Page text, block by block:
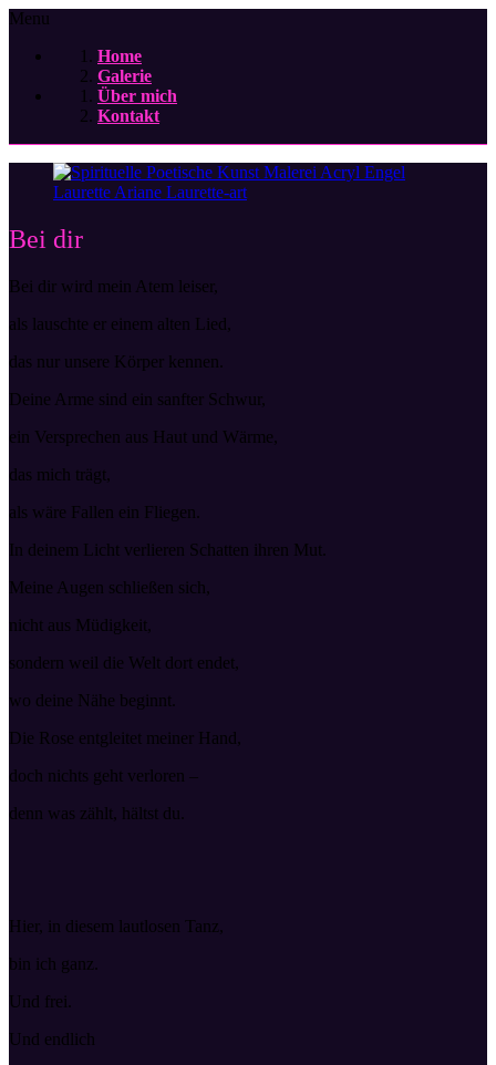
Menu
Home
Galerie
Über mich
Kontakt
Bei dir
Bei dir wird mein Atem leiser,
als lauschte er einem alten Lied,
das nur unsere Körper kennen.
Deine Arme sind ein sanfter Schwur,
ein Versprechen aus Haut und Wärme,
das mich trägt,
als wäre Fallen ein Fliegen.
In deinem Licht verlieren Schatten ihren Mut.
Meine Augen schließen sich,
nicht aus Müdigkeit,
sondern weil die Welt dort endet,
wo deine Nähe beginnt.
Die Rose entgleitet meiner Hand,
doch nichts geht verloren –
denn was zählt, hältst du.
Hier, in diesem lautlosen Tanz,
bin ich ganz.
Und frei.
Und endlich